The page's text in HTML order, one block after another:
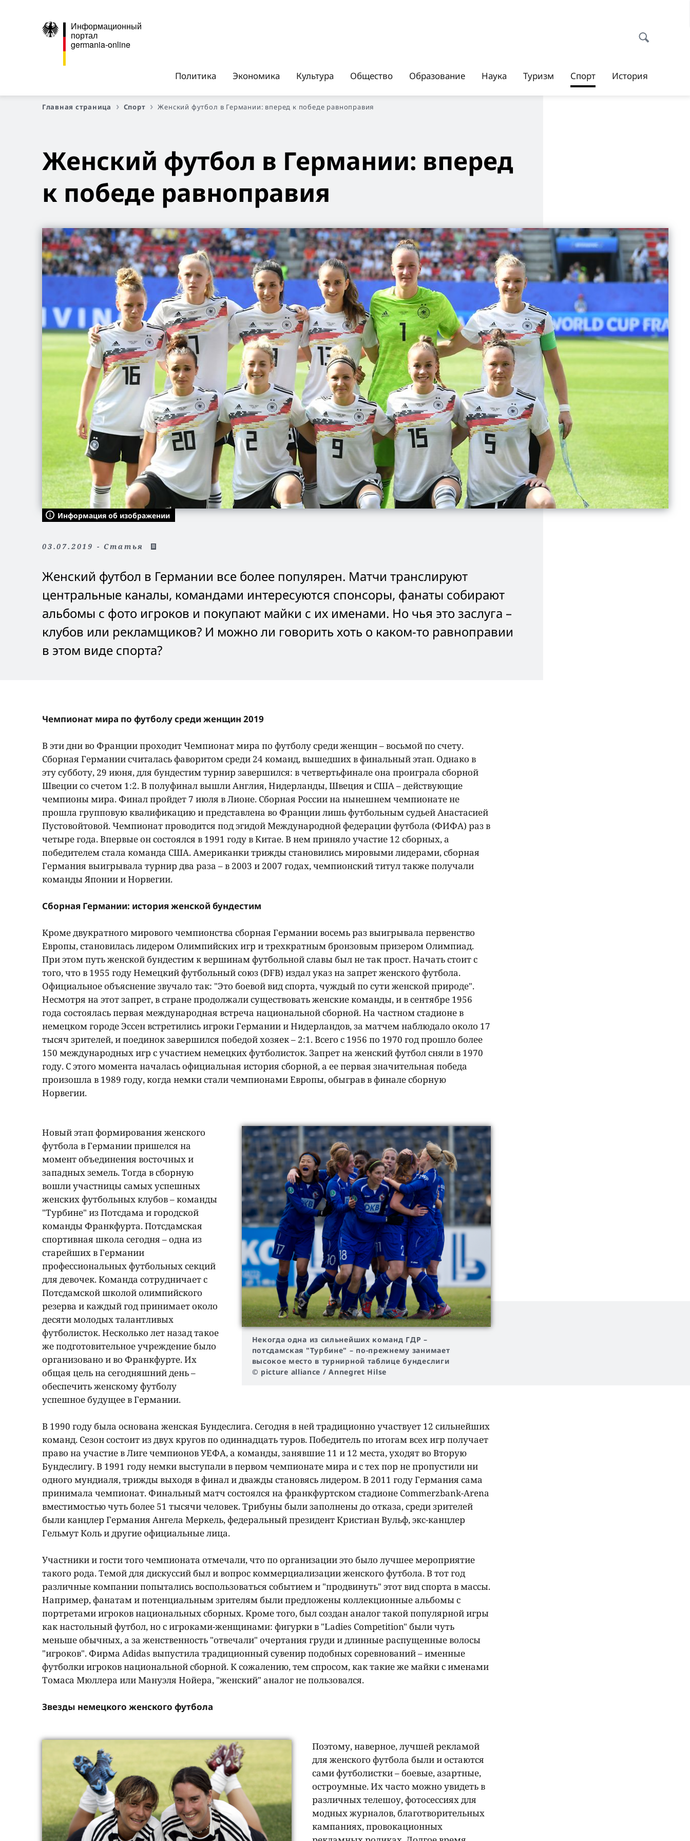
Информационный
портал
germania-online
Политика Экономика Культура Общество Образование Наука Туризм Спорт История
Главная страница Спорт Женский футбол в Германии: вперед к победе равноправия
Женский футбол в Германии: вперед
к победе равноправия
Информация об изображении
03.07.2019 - Статья
Женский футбол в Германии все более популярен. Матчи транслируют
центральные каналы, командами интересуются спонсоры, фанаты собирают
альбомы с фото игроков и покупают майки с их именами. Но чья это заслуга –
клубов или рекламщиков? И можно ли говорить хоть о каком-то равноправии
в этом виде спорта?
Чемпионат мира по футболу среди женщин 2019
В эти дни во Франции проходит Чемпионат мира по футболу среди женщин – восьмой по счету.
Сборная Германии считалась фаворитом среди 24 команд, вышедших в финальный этап. Однако в
эту субботу, 29 июня, для бундестим турнир завершился: в четвертьфинале она проиграла сборной
Швеции со счетом 1:2. В полуфинал вышли Англия, Нидерланды, Швеция и США – действующие
чемпионы мира. Финал пройдет 7 июля в Лионе. Сборная России на нынешнем чемпионате не
прошла групповую квалификацию и представлена во Франции лишь футбольным судьей Анастасией
Пустовойтовой. Чемпионат проводится под эгидой Международной федерации футбола (ФИФА) раз в
четыре года. Впервые он состоялся в 1991 году в Китае. В нем приняло участие 12 сборных, а
победителем стала команда США. Американки трижды становились мировыми лидерами, сборная
Германия выигрывала турнир два раза – в 2003 и 2007 годах, чемпионский титул также получали
команды Японии и Норвегии.
Сборная Германии: история женской бундестим
Кроме двукратного мирового чемпионства сборная Германии восемь раз выигрывала первенство
Европы, становилась лидером Олимпийских игр и трехкратным бронзовым призером Олимпиад.
При этом путь женской бундестим к вершинам футбольной славы был не так прост. Начать стоит с
того, что в 1955 году Немецкий футбольный союз (DFB) издал указ на запрет женского футбола.
Официальное объяснение звучало так: "Это боевой вид спорта, чуждый по сути женской природе".
Несмотря на этот запрет, в стране продолжали существовать женские команды, и в сентябре 1956
года состоялась первая международная встреча национальной сборной. На частном стадионе в
немецком городе Эссен встретились игроки Германии и Нидерландов, за матчем наблюдало около 17
тысяч зрителей, и поединок завершился победой хозяек – 2:1. Всего с 1956 по 1970 год прошло более
150 международных игр с участием немецких футболисток. Запрет на женский футбол сняли в 1970
году. С этого момента началась официальная история сборной, а ее первая значительная победа
произошла в 1989 году, когда немки стали чемпионами Европы, обыграв в финале сборную
Норвегии.
Некогда одна из сильнейших команд ГДР –
потсдамская "Турбине" – по-прежнему занимает
высокое место в турнирной таблице бундеслиги
© picture alliance / Annegret Hilse
Новый этап формирования женского
футбола в Германии пришелся на
момент объединения восточных и
западных земель. Тогда в сборную
вошли участницы самых успешных
женских футбольных клубов – команды
"Турбине" из Потсдама и городской
команды Франкфурта. Потсдамская
спортивная школа сегодня – одна из
старейших в Германии
профессиональных футбольных секций
для девочек. Команда сотрудничает с
Потсдамской школой олимпийского
резерва и каждый год принимает около
десяти молодых талантливых
футболисток. Несколько лет назад такое
же подготовительное учреждение было
организовано и во Франкфурте. Их
общая цель на сегодняшний день –
обеспечить женскому футболу
успешное будущее в Германии.
В 1990 году была основана женская Бундеслига. Сегодня в ней традиционно участвует 12 сильнейших
команд. Сезон состоит из двух кругов по одиннадцать туров. Победитель по итогам всех игр получает
право на участие в Лиге чемпионов УЕФА, а команды, занявшие 11 и 12 места, уходят во Вторую
Бундеслигу. В 1991 году немки выступали в первом чемпионате мира и с тех пор не пропустили ни
одного мундиаля, трижды выходя в финал и дважды становясь лидером. В 2011 году Германия сама
принимала чемпионат. Финальный матч состоялся на франкфуртском стадионе Commerzbank-Arena
вместимостью чуть более 51 тысячи человек. Трибуны были заполнены до отказа, среди зрителей
были канцлер Германия Ангела Меркель, федеральный президент Кристиан Вульф, экс-канцлер
Гельмут Коль и другие официальные лица.
Участники и гости того чемпионата отмечали, что по организации это было лучшее мероприятие
такого рода. Темой для дискуссий был и вопрос коммерциализации женского футбола. В тот год
различные компании попытались воспользоваться событием и "продвинуть" этот вид спорта в массы.
Например, фанатам и потенциальным зрителям были предложены коллекционные альбомы с
портретами игроков национальных сборных. Кроме того, был создан аналог такой популярной игры
как настольный футбол, но с игроками-женщинами: фигурки в "Ladies Competition" были чуть
меньше обычных, а за женственность "отвечали" очертания груди и длинные распущенные волосы
"игроков". Фирма Adidas выпустила традиционный сувенир подобных соревнований – именные
футболки игроков национальной сборной. К сожалению, тем спросом, как такие же майки с именами
Томаса Мюллера или Мануэля Нойера, "женский" аналог не пользовался.
Звезды немецкого женского футбола
Поэтому, наверное, лучшей рекламой
для женского футбола были и остаются
сами футболистки – боевые, азартные,
остроумные. Их часто можно увидеть в
различных телешоу, фотосессиях для
модных журналов, благотворительных
кампаниях, провокационных